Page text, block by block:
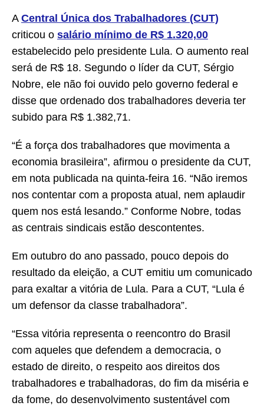
A Central Única dos Trabalhadores (CUT)
criticou o salário mínimo de R$ 1.320,00
estabelecido pelo presidente Lula. O aumento real
será de R$ 18. Segundo o líder da CUT, Sérgio
Nobre, ele não foi ouvido pelo governo federal e
disse que ordenado dos trabalhadores deveria ter
subido para R$ 1.382,71.
“É a força dos trabalhadores que movimenta a
economia brasileira”, afirmou o presidente da CUT,
em nota publicada na quinta-feira 16. “Não iremos
nos contentar com a proposta atual, nem aplaudir
quem nos está lesando.” Conforme Nobre, todas
as centrais sindicais estão descontentes.
Em outubro do ano passado, pouco depois do
resultado da eleição, a CUT emitiu um comunicado
para exaltar a vitória de Lula. Para a CUT, “Lula é
um defensor da classe trabalhadora”.
“Essa vitória representa o reencontro do Brasil
com aqueles que defendem a democracia, o
estado de direito, o respeito aos direitos dos
trabalhadores e trabalhadoras, do fim da miséria e
da fome, do desenvolvimento sustentável com